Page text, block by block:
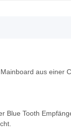
aus einer
Blue Tooth